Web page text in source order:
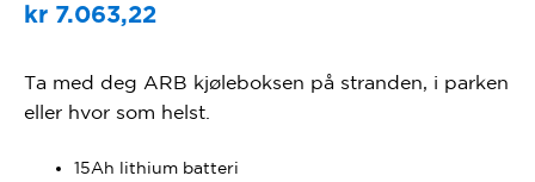
kr7.063,22
Ta med deg ARB kjøleboksen på stranden, i parken
eller hvor som helst.
15Ah lithium batteri